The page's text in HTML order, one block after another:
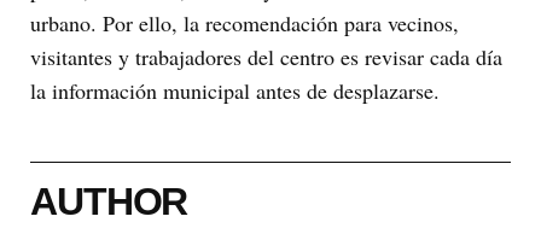
urbano. Por ello, la recomendación para vecinos,
visitantes y trabajadores del centro es revisar cada día
la información municipal antes de desplazarse.
AUTHOR